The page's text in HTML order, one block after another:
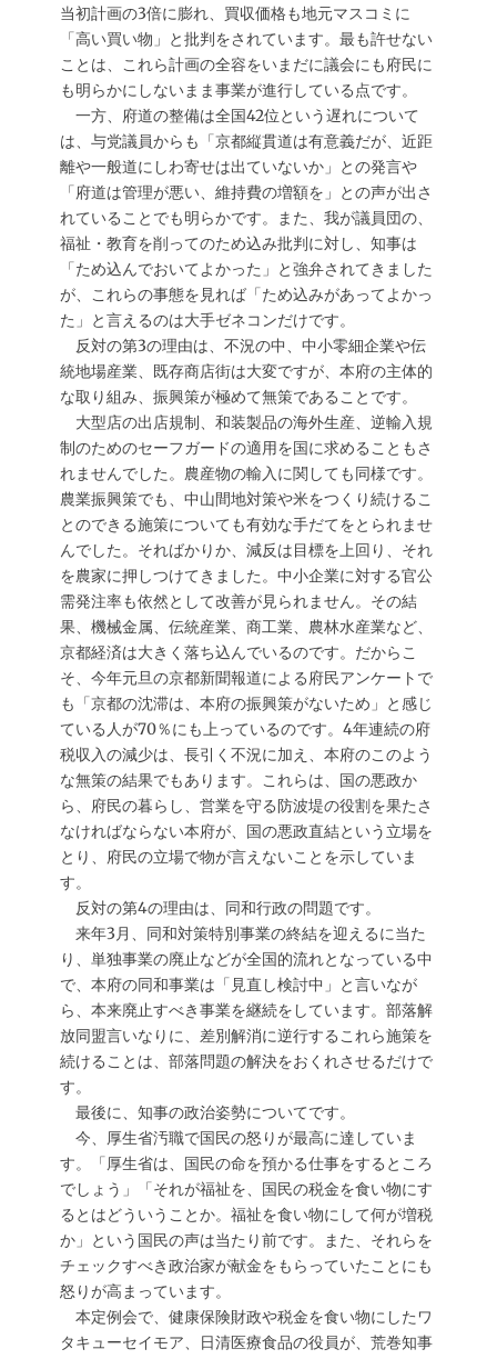
当初計画の3倍に膨れ、買収価格も地元マスコミに
「高い買い物」と批判をされています。最も許せない
ことは、これら計画の全容をいまだに議会にも府民に
も明らかにしないまま事業が進行している点です。
一方、府道の整備は全国42位という遅れについて
は、与党議員からも「京都縦貫道は有意義だが、近距
離や一般道にしわ寄せは出ていないか」との発言や
「府道は管理が悪い、維持費の増額を」との声が出さ
れていることでも明らかです。また、我が議員団の、
福祉・教育を削ってのため込み批判に対し、知事は
「ため込んでおいてよかった」と強弁されてきました
が、これらの事態を見れば「ため込みがあってよかっ
た」と言えるのは大手ゼネコンだけです。
反対の第3の理由は、不況の中、中小零細企業や伝
統地場産業、既存商店街は大変ですが、本府の主体的
な取り組み、振興策が極めて無策であることです。
大型店の出店規制、和装製品の海外生産、逆輸入規
制のためのセーフガードの適用を国に求めることもさ
れませんでした。農産物の輸入に関しても同様です。
農業振興策でも、中山間地対策や米をつくり続けるこ
とのできる施策についても有効な手だてをとられませ
んでした。そればかりか、減反は目標を上回り、それ
を農家に押しつけてきました。中小企業に対する官公
需発注率も依然として改善が見られません。その結
果、機械金属、伝統産業、商工業、農林水産業など、
京都経済は大きく落ち込んでいるのです。だからこ
そ、今年元旦の京都新聞報道による府民アンケートで
も「京都の沈滞は、本府の振興策がないため」と感じ
ている人が70％にも上っているのです。4年連続の府
税収入の減少は、長引く不況に加え、本府のこのよう
な無策の結果でもあります。これらは、国の悪政か
ら、府民の暮らし、営業を守る防波堤の役割を果たさ
なければならない本府が、国の悪政直結という立場を
とり、府民の立場で物が言えないことを示していま
す。
反対の第4の理由は、同和行政の問題です。
来年3月、同和対策特別事業の終結を迎えるに当た
り、単独事業の廃止などが全国的流れとなっている中
で、本府の同和事業は「見直し検討中」と言いなが
ら、本来廃止すべき事業を継続をしています。部落解
放同盟言いなりに、差別解消に逆行するこれら施策を
続けることは、部落問題の解決をおくれさせるだけで
す。
最後に、知事の政治姿勢についてです。
今、厚生省汚職で国民の怒りが最高に達していま
す。「厚生省は、国民の命を預かる仕事をするところ
でしょう」「それが福祉を、国民の税金を食い物にす
るとはどういうことか。福祉を食い物にして何が増税
か」という国民の声は当たり前です。また、それらを
チェックすべき政治家が献金をもらっていたことにも
怒りが高まっています。
本定例会で、健康保険財政や税金を食い物にしたワ
タキューセイモア、日清医療食品の役員が、荒巻知事